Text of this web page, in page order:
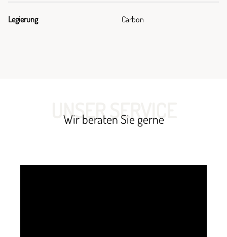
Legierung Carbon
UNSER SERVICE
Wir beraten Sie gerne